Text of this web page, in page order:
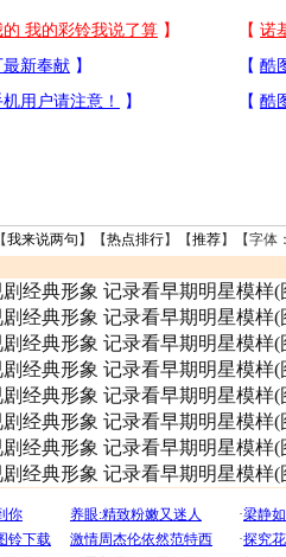
我来说两句 】【热点排行】【推荐】【字体
经典形象 记录看早期明星模样(
经典形象 记录看早期明星模样(
经典形象 记录看早期明星模样(
经典形象 记录看早期明星模样(
经典形象 记录看早期明星模样(
经典形象 记录看早期明星模样(
经典形象 记录看早期明星模样(
经典形象 记录看早期明星模样(